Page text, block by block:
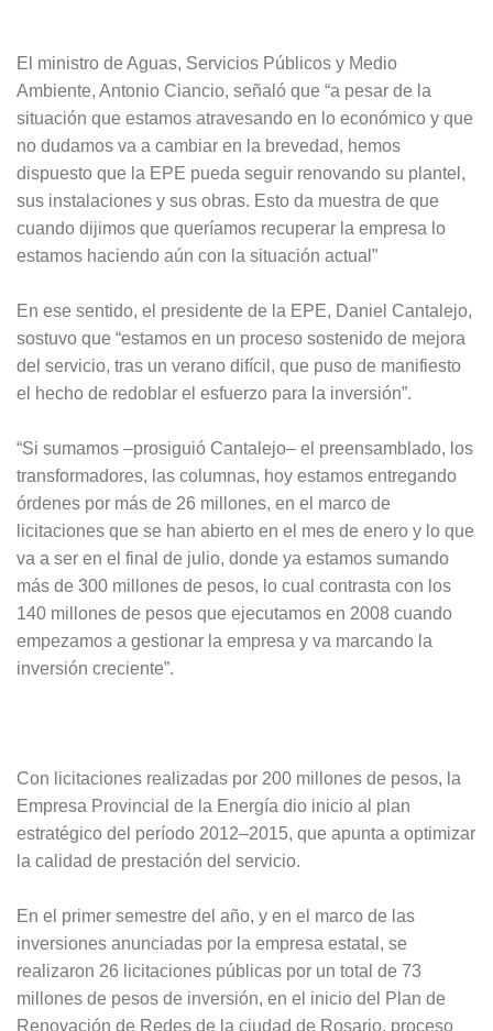
El ministro de Aguas, Servicios Públicos y Medio
Ambiente, Antonio Ciancio, señaló que “a pesar de la
situación que estamos atravesando en lo económico y que
no dudamos va a cambiar en la brevedad, hemos
dispuesto que la EPE pueda seguir renovando su plantel,
sus instalaciones y sus obras. Esto da muestra de que
cuando dijimos que queríamos recuperar la empresa lo
estamos haciendo aún con la situación actual”
En ese sentido, el presidente de la EPE, Daniel Cantalejo,
sostuvo que “estamos en un proceso sostenido de mejora
del servicio, tras un verano difícil, que puso de manifiesto
el hecho de redoblar el esfuerzo para la inversión”.
“Si sumamos –prosiguió Cantalejo– el preensamblado, los
transformadores, las columnas, hoy estamos entregando
órdenes por más de 26 millones, en el marco de
licitaciones que se han abierto en el mes de enero y lo que
va a ser en el final de julio, donde ya estamos sumando
más de 300 millones de pesos, lo cual contrasta con los
140 millones de pesos que ejecutamos en 2008 cuando
empezamos a gestionar la empresa y va marcando la
inversión creciente”.
Con licitaciones realizadas por 200 millones de pesos, la
Empresa Provincial de la Energía dio inicio al plan
estratégico del período 2012–2015, que apunta a optimizar
la calidad de prestación del servicio.
En el primer semestre del año, y en el marco de las
inversiones anunciadas por la empresa estatal, se
realizaron 26 licitaciones públicas por un total de 73
millones de pesos de inversión, en el inicio del Plan de
Renovación de Redes de la ciudad de Rosario, proceso